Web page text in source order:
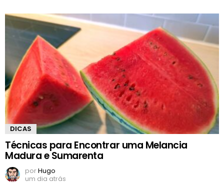
DICAS
Técnicas para Encontrar uma Melancia
Madura e Sumarenta
porHugo
um dia atrás